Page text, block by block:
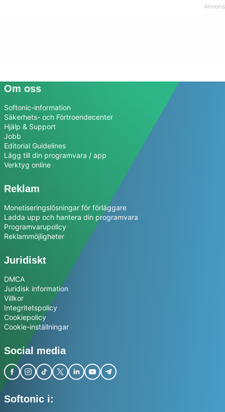
Om oss
Softonic-information
Säkerhets- och Förtroendecenter
Hjälp & Support
Jobb
Editorial Guidelines
Lägg till din programvara / app
Verktyg online
Reklam
Monetiseringslösningar för förläggare
Ladda upp och hantera din programvara
Programvarupolicy
Reklammöjligheter
Juridiskt
DMCA
Juridisk information
Villkor
Integritetspolicy
Cookiepolicy
Cookie-inställningar
Social media
Softonic i: